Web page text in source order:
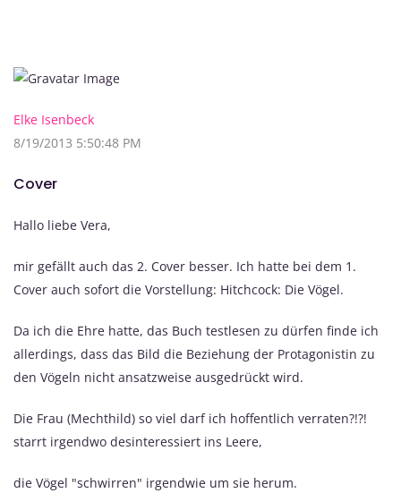
Elke Isenbeck
8/19/2013 5:50:48 PM
Cover
Hallo liebe Vera,
mir gefällt auch das 2. Cover besser. Ich hatte bei dem 1.
Cover auch sofort die Vorstellung: Hitchcock: Die Vögel.
Da ich die Ehre hatte, das Buch testlesen zu dürfen finde ich
allerdings, dass das Bild die Beziehung der Protagonistin zu
den Vögeln nicht ansatzweise ausgedrückt wird.
Die Frau (Mechthild) so viel darf ich hoffentlich verraten?!?!
starrt irgendwo desinteressiert ins Leere,
die Vögel "schwirren" irgendwie um sie herum.